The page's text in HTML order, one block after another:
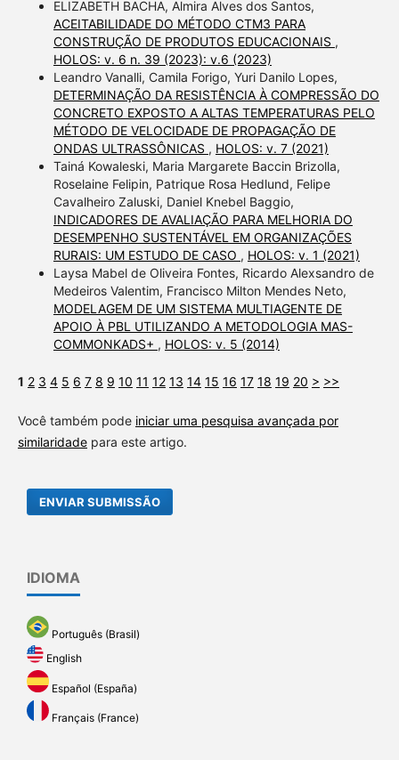
ELIZABETH BACHA, Almira Alves dos Santos,
ACEITABILIDADE DO MÉTODO CTM3 PARA
CONSTRUÇÃO DE PRODUTOS EDUCACIONAIS ,
HOLOS: v. 6 n. 39 (2023): v.6 (2023)
Leandro Vanalli, Camila Forigo, Yuri Danilo Lopes,
DETERMINAÇÃO DA RESISTÊNCIA À COMPRESSÃO DO
CONCRETO EXPOSTO A ALTAS TEMPERATURAS PELO
MÉTODO DE VELOCIDADE DE PROPAGAÇÃO DE
ONDAS ULTRASSÔNICAS , HOLOS: v. 7 (2021)
Tainá Kowaleski, Maria Margarete Baccin Brizolla,
Roselaine Felipin, Patrique Rosa Hedlund, Felipe
Cavalheiro Zaluski, Daniel Knebel Baggio,
INDICADORES DE AVALIAÇÃO PARA MELHORIA DO
DESEMPENHO SUSTENTÁVEL EM ORGANIZAÇÕES
RURAIS: UM ESTUDO DE CASO , HOLOS: v. 1 (2021)
Laysa Mabel de Oliveira Fontes, Ricardo Alexsandro de
Medeiros Valentim, Francisco Milton Mendes Neto,
MODELAGEM DE UM SISTEMA MULTIAGENTE DE
APOIO À PBL UTILIZANDO A METODOLOGIA MAS-
COMMONKADS+ , HOLOS: v. 5 (2014)
1 2 3 4 5 6 7 8 9 10 11 12 13 14 15 16 17 18 19 20 > >>
Você também pode iniciar uma pesquisa avançada por
similaridadepara este artigo.
ENVIAR SUBMISSÃO
IDIOMA
Português (Brasil)
English
Español (España)
Français (France)